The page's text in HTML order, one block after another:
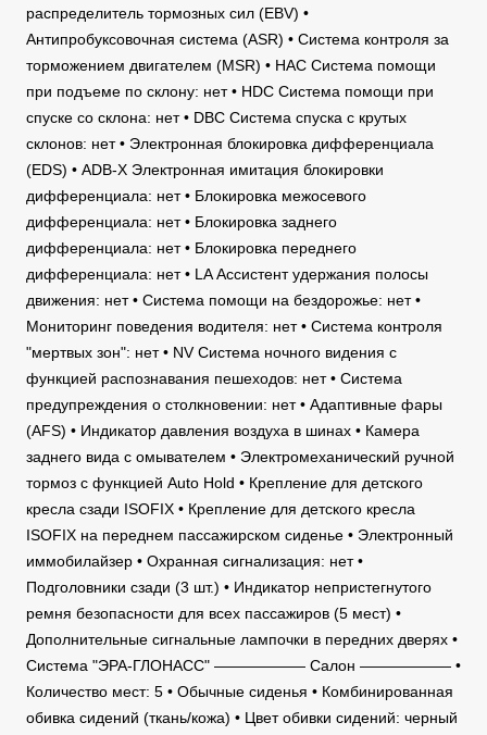
распределитель тормозных сил (EBV) •
Антипробуксовочная система (ASR) • Система контроля за
торможением двигателем (MSR) • HAC Система помощи
при подъеме по склону: нет • HDC Система помощи при
спуске со склона: нет • DBC Система спуска с крутых
склонов: нет • Электронная блокировка дифференциала
(EDS) • ADB-X Электронная имитация блокировки
дифференциала: нет • Блокировка межосевого
дифференциала: нет • Блокировка заднего
дифференциала: нет • Блокировка переднего
дифференциала: нет • LA Ассистент удержания полосы
движения: нет • Система помощи на бездорожье: нет •
Мониторинг поведения водителя: нет • Система контроля
"мертвых зон": нет • NV Система ночного видения с
функцией распознавания пешеходов: нет • Система
предупреждения о столкновении: нет • Адаптивные фары
(AFS) • Индикатор давления воздуха в шинах • Камера
заднего вида с омывателем • Электромеханический ручной
тормоз с функцией Auto Hold • Крепление для детского
кресла сзади ISOFIX • Крепление для детского кресла
ISOFIX на переднем пассажирском сиденье • Электронный
иммобилайзер • Охранная сигнализация: нет •
Подголовники сзади (3 шт.) • Индикатор непристегнутого
ремня безопасности для всех пассажиров (5 мест) •
Дополнительные сигнальные лампочки в передних дверях •
Система "ЭРА-ГЛОНАСС" —————— Салон —————— •
Количество мест: 5 • Обычные сиденья • Комбинированная
обивка сидений (ткань/кожа) • Цвет обивки сидений: черный